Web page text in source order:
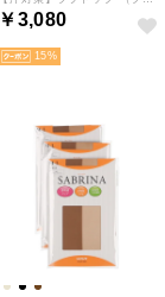
￥3,080
15